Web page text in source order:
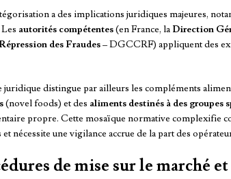
a des implications juridiques majeures,
autorités compétentes(en France, la Direction
des Fraudes– DGCCRF) appliquent des
juridique distingue par ailleurs les compléments
(novel foods) et des aliments destinés à des groupes
propre. Cette mosaïque normative complexifie
nécessite une vigilance accrue de la part des
de mise sur le marché